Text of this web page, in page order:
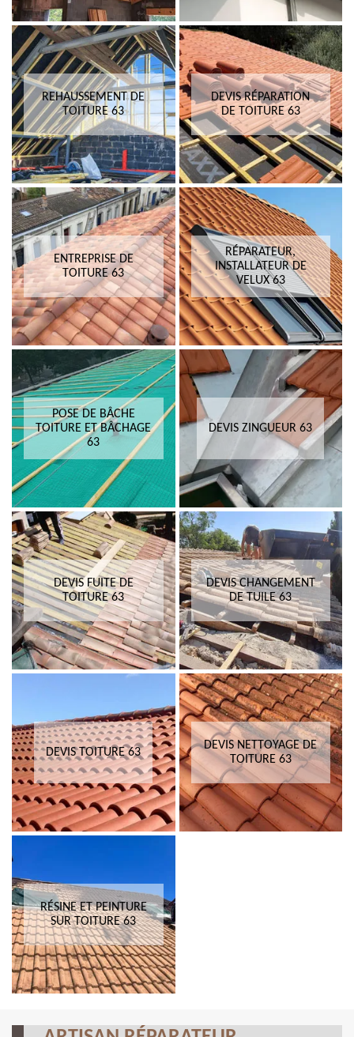
REHAUSSEMENT DE
TOITURE 63
DEVIS RÉPARATION
DE TOITURE 63
ENTREPRISE DE
TOITURE 63
RÉPARATEUR,
INSTALLATEUR DE
VELUX 63
POSE DE BÂCHE
TOITURE ET BÂCHAGE
63
DEVIS ZINGUEUR 63
DEVIS FUITE DE
TOITURE 63
DEVIS CHANGEMENT
DE TUILE 63
DEVIS TOITURE 63
DEVIS NETTOYAGE DE
TOITURE 63
RÉSINE ET PEINTURE
SUR TOITURE 63